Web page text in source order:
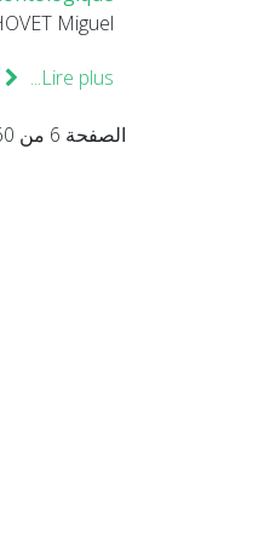
Miguel
Lire plus...
الصفحة 6 من 60 النتائج 101 - 120 من 1190